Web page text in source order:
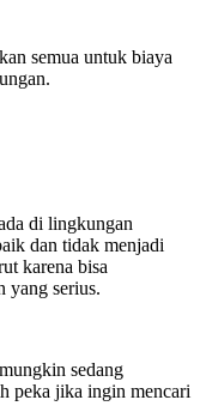
semua untuk biaya
di lingkungan
dan tidak menjadi
karena bisa
yang serius.
sedang
peka jika ingin mencari